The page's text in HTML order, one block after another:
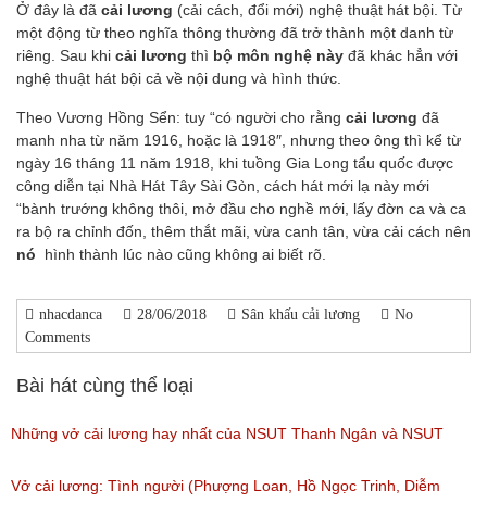
Ở đây là đã cải lương (cải cách, đổi mới) nghệ thuật hát bội. Từ
một động từ theo nghĩa thông thường đã trở thành một danh từ
riêng. Sau khi cải lương thì bộ môn nghệ này đã khác hẳn với
nghệ thuật hát bội cả về nội dung và hình thức.
Theo Vương Hồng Sển: tuy “có người cho rằng cải lương đã
manh nha từ năm 1916, hoặc là 1918″, nhưng theo ông thì kể từ
ngày 16 tháng 11 năm 1918, khi tuồng Gia Long tẩu quốc được
công diễn tại Nhà Hát Tây Sài Gòn, cách hát mới lạ này mới
“bành trướng không thôi, mở đầu cho nghề mới, lấy đờn ca và ca
ra bộ ra chỉnh đốn, thêm thắt mãi, vừa canh tân, vừa cải cách nên
nó
hình thành lúc nào cũng không ai biết rõ.
nhacdanca 28/06/2018 Sân khấu cải lương
No
Comments
Bài hát cùng thể loại
Những vở cải lương hay nhất của NSUT Thanh Ngân và NSUT
Trọng Phúc
Vở cải lương: Tình người (Phượng Loan, Hồ Ngọc Trinh, Diễm